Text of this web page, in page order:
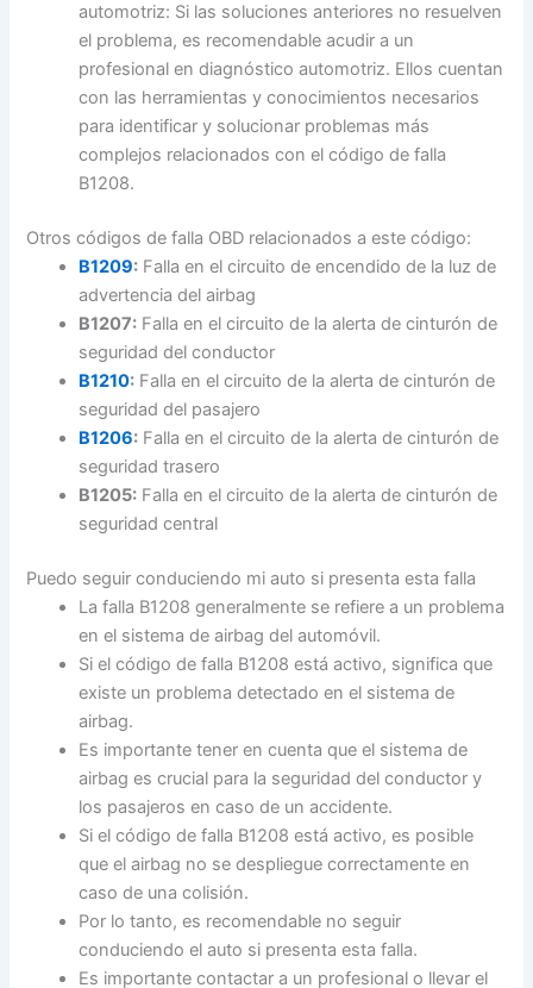
automotriz: Si las soluciones anteriores no resuelven
el problema, es recomendable acudir a un
profesional en diagnóstico automotriz. Ellos cuentan
con las herramientas y conocimientos necesarios
para identificar y solucionar problemas más
complejos relacionados con el código de falla
B1208.
Otros códigos de falla OBD relacionados a este código:
B1209: Falla en el circuito de encendido de la luz de
advertencia del airbag
B1207: Falla en el circuito de la alerta de cinturón de
seguridad del conductor
B1210: Falla en el circuito de la alerta de cinturón de
seguridad del pasajero
B1206: Falla en el circuito de la alerta de cinturón de
seguridad trasero
B1205: Falla en el circuito de la alerta de cinturón de
seguridad central
Puedo seguir conduciendo mi auto si presenta esta falla
La falla B1208 generalmente se refiere a un problema
en el sistema de airbag del automóvil.
Si el código de falla B1208 está activo, significa que
existe un problema detectado en el sistema de
airbag.
Es importante tener en cuenta que el sistema de
airbag es crucial para la seguridad del conductor y
los pasajeros en caso de un accidente.
Si el código de falla B1208 está activo, es posible
que el airbag no se despliegue correctamente en
caso de una colisión.
Por lo tanto, es recomendable no seguir
conduciendo el auto si presenta esta falla.
Es importante contactar a un profesional o llevar el